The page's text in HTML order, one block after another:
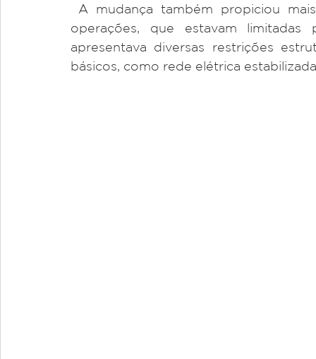
operações, que estavam
apresentava diversas restrições
básicos, como rede elétrica